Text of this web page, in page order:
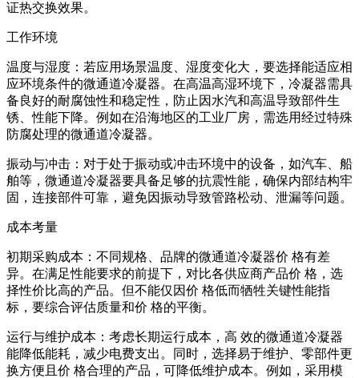
证热交换效果。
工作环境
温度与湿度：若应用场景温度、湿度变化大，要选择能适应相
应环境条件的微通道冷凝器。在高温高湿环境下，冷凝器需具
备良好的耐腐蚀性和稳定性，防止因水汽和高温导致部件生
锈、性能下降。例如在沿海地区的工业厂房，需选用经过特殊
防腐处理的微通道冷凝器。
振动与冲击：对于处于振动或冲击环境中的设备，如汽车、船
舶等，微通道冷凝器要具备足够的抗震性能，确保内部结构牢
固，连接部件可靠，避免因振动导致管路松动、泄漏等问题。
成本考量
初期采购成本：不同规格、品牌的微通道冷凝器价 格有差
异。在满足性能要求的前提下，对比各供应商产品价 格，选
择性价比高的产品。但不能仅因价 格低而牺牲关键性能指
标，要综合评估质量和价 格的平衡。
运行与维护成本：考虑长期运行成本，高 效的微通道冷凝器
能降低能耗，减少电费支出。同时，选择易于维护、零部件更
换方便且价 格合理的产品，可降低维护成本。例如，采用模